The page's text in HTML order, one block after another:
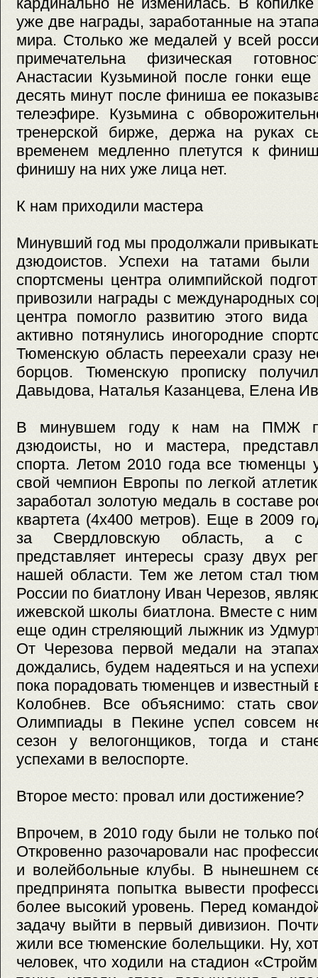
уже две награды, заработанные на
мира. Столько же медалей у всей
примечательна физическая
Анастасии Кузьминой после гонки
десять минут после финиша ее
телеэфире. Кузьмина с
тренерской бирже, держа на руках
временем медленно плетутся к
финишу на них уже лица нет.
К нам приходили мастера
Минувший год мы продолжали
дзюдоистов. Успехи на татами
спортсмены центра олимпийской
привозили награды с международных
центра помогло развитию этого
активно потянулись иногородние
Тюменскую область переехали сразу
борцов. Тюменскую прописку
Давыдова, Наталья Казанцева, Елена
В минувшем году к нам на ПМЖ
дзюдоисты, но и мастера,
спорта. Летом 2010 года все тюменцы
свой чемпион Европы по легкой
заработал золотую медаль в составе
квартета (4х400 метров). Еще в 2009
за Свердловскую область, а с
представляет интересы сразу двух
нашей области. Тем же летом стал
России по биатлону Иван Черезов,
ижевской школы биатлона. Вместе с
еще один стреляющий лыжник из
От Черезова первой медали на
дождались, будем надеяться и на
пока порадовать тюменцев и известный
Колобнев. Все объяснимо: стать
Олимпиады в Пекине успел совсем
сезон у велогонщиков, тогда и
успехами в велоспорте.
Второе место: провал или достижение?
Впрочем, в 2010 году были не только
Откровенно разочаровали нас
и волейбольные клубы. В нынешнем
предпринята попытка вывести
более высокий уровень. Перед
задачу выйти в первый дивизион.
жили все тюменские болельщики. Ну,
человек, что ходили на стадион